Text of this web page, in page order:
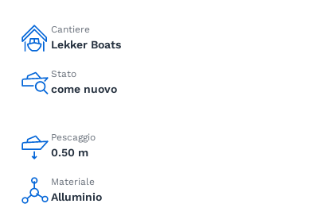
Cantiere
Lekker Boats
Stato
come nuovo
Pescaggio
0.50 m
Materiale
Alluminio